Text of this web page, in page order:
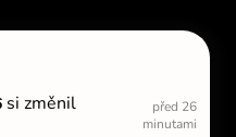
si změnil
před 26
minutami